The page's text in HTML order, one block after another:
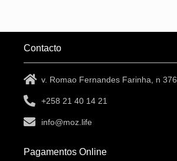
Contacto
v. Romao Fernandes Farinha, n 376
+258 21 40 14 21
info@moz.life
Pagamentos Online